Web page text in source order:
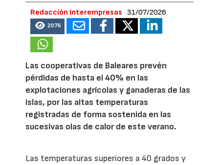
Redacción Interempresas 31/07/2026
2076
Las cooperativas de Baleares prevén
pérdidas de hasta el 40% en las
explotaciones agrícolas y ganaderas de las
islas, por las altas temperaturas
registradas de forma sostenida en las
sucesivas olas de calor de este verano.
Las temperaturas superiores a 40 grados y